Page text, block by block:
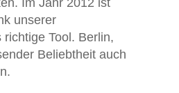
Im Jahr 2012 ist
unserer
Tool. Berlin,
Beliebtheit auch